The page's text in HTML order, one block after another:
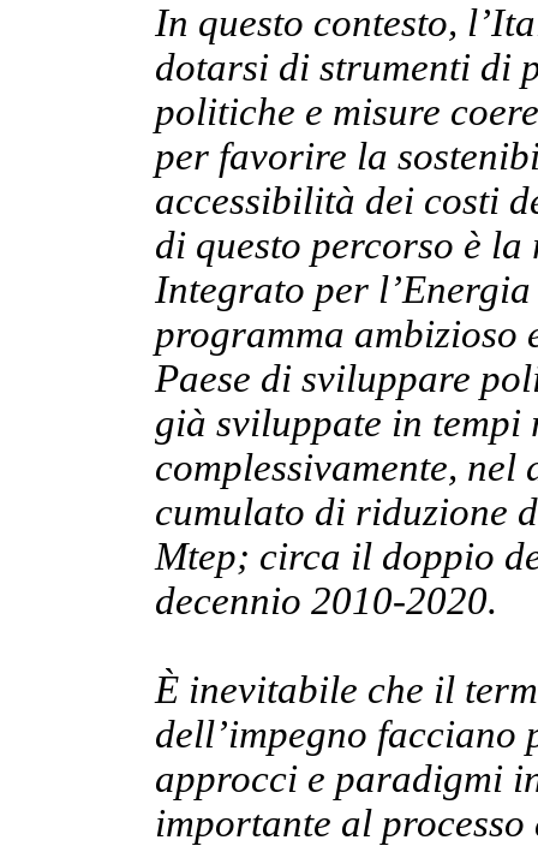
In questo contesto,
dotarsi di strumenti di
politiche e misure
per favorire la
accessibilità dei costi
di questo percorso è
Integrato per
programma ambizioso
Paese di sviluppare
già sviluppate in
complessivamente,
cumulato di riduzione
Mtep; circa il doppio
decennio 2010-2020.
È inevitabile che il
dell’impegno facciano
approcci e paradigmi
importante al